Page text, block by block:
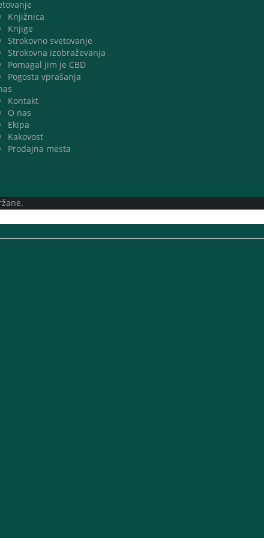
Knjižnica
Knjige
Strokovno svetovanje
Strokovna izobraževanja
Pomagal jim je CBD
Pogosta vprašanja
Kontakt
O nas
Ekipa
Kakovost
Prodajna mesta